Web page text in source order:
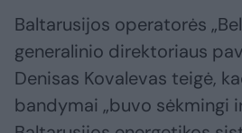
Baltarusijos operatorės
generalinio direktoriaus
Denisas Kovalevas teigė,
bandymai „buvo sėkmingi